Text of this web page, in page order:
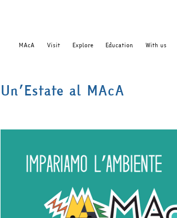
MAcA Visit Explore Education With us
Un’Estate al MAcA